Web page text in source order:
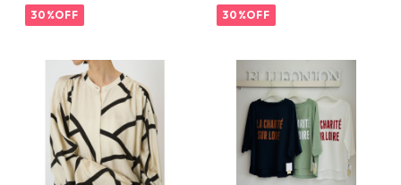
30%OFF 30%OFF